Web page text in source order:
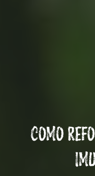
COMO